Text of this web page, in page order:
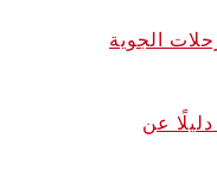
الجوية
عن